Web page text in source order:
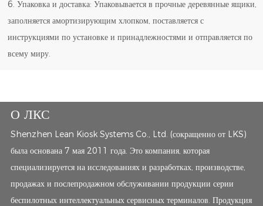
6. Упаковка и доставка: Упаковывается в прочные деревянные ящики,
заполняется амортизирующим хлопком, поставляется с
инструкциями по установке и принадлежностями и отправляется по
всему миру.
О ЛКС
Shenzhen Lean Kiosk Systems Co., Ltd. (сокращенно от LKS)
была основана 7 мая 2011 года. Это компания, которая
специализируется на исследованиях и разработках, производстве,
продажах и послепродажном обслуживании продукции серии
беспилотных интеллектуальных сервисных терминалов. Продукция